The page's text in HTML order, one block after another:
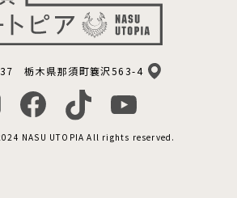
栃木県那須町簔沢563-4
NASU UTOPIA All rights reserved.